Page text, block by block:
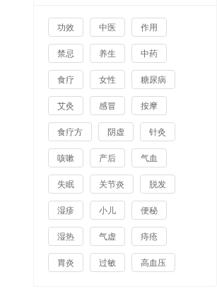
功效 中医 作用
禁忌 养生 中药
食疗 女性 糖尿病
艾灸 感冒 按摩
食疗方 阴虚 针灸
咳嗽 产后 气血
失眠 关节炎 脱发
湿疹 小儿 便秘
湿热 气虚 痔疮
胃炎 过敏 高血压